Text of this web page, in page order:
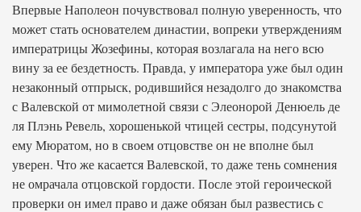
Впервые Наполеон почувствовал полную уверенность, что
может стать основателем династии, вопреки утверждениям
императрицы Жозефины, которая возлагала на него всю
вину за ее бездетность. Правда, у императора уже был один
незаконный отпрыск, родившийся незадолго до знакомства
с Валевской от мимолетной связи с Элеонорой Денюель де
ля Плэнь Ревель, хорошенькой чтицей сестры, подсунутой
ему Мюратом, но в своем отцовстве он не вполне был
уверен. Что же касается Валевской, то даже тень сомнения
не омрачала отцовской гордости. После этой героической
проверки он имел право и даже обязан был развестись с